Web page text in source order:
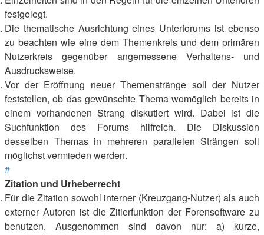
festgelegt.
Die thematische Ausrichtung eines Unterforums ist ebenso
zu beachten wie eine dem Themenkreis und dem primären
Nutzerkreis gegenüber angemessene Verhaltens- und
Ausdrucksweise.
Vor der Eröffnung neuer Themenstränge soll der Nutzer
feststellen, ob das gewünschte Thema womöglich bereits in
einem vorhandenen Strang diskutiert wird. Dabei ist die
Suchfunktion des Forums hilfreich. Die Diskussion
desselben Themas in mehreren parallelen Strängen soll
möglichst vermieden werden.
#
Zitation und Urheberrecht
Für die Zitation sowohl interner (Kreuzgang-Nutzer) als auch
externer Autoren ist die Zitierfunktion der Forensoftware zu
benutzen. Ausgenommen sind davon nur: a) kurze,